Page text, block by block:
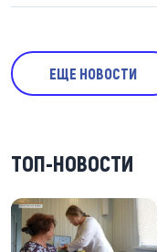
ЕЩЕ НОВОСТИ
ТОП-НОВОСТИ